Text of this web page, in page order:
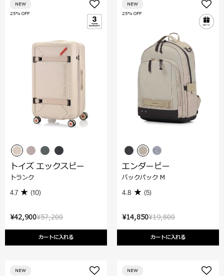
¥57,200
¥42,900
カートに入れる
25% OFF
NEW
トイズ エックスピー
トランク
4.7 (10)
¥19,800
¥14,850
カートに入れる
25% OFF
NEW
エンダービー
バックパック M
4.8 (5)
NEW NEW